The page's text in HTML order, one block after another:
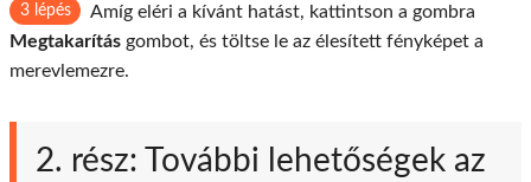
3 lépés
Amíg eléri a kívánt hatást, kattintson a gombra
Megtakarítás gombot, és töltse le az élesített fényképet a
merevlemezre.
2. rész: További lehetőségek az